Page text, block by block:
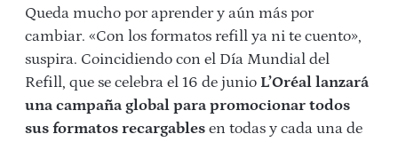
Queda mucho por aprender y aún más por
cambiar. «Con los formatos refill ya ni te cuento»,
suspira. Coincidiendo con el Día Mundial del
Refill, que se celebra el 16 de junio L’Oréal lanzará
una campaña global para promocionar todos
sus formatos recargables en todas y cada una de